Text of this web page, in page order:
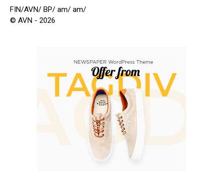
FIN/AVN/ BP/ am/ am/
© AVN - 2026